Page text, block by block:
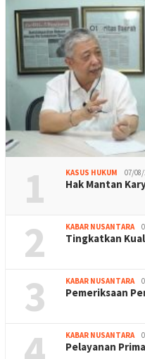
1 KASUS HUKUM 07/08/
Hak Mantan
2 KABAR NUSANTARA
Tingkatkan
3 KABAR NUSANTARA
Pemeriksaan
KABAR NUSANTARA
Pelayanan